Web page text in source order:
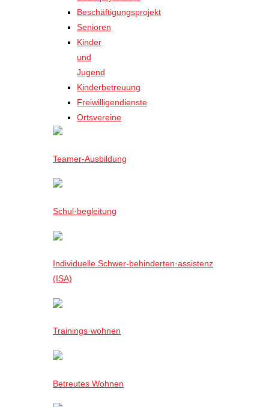
Beschäftigungsprojekt
Senioren
Kinder
und
Jugend
Kinderbetreuung
Freiwilligendienste
Ortsvereine
Teamer-Ausbildung
Schul·begleitung
Individuelle Schwer-behinderten·assistenz
(ISA)
Trainings·wohnen
Betreutes Wohnen